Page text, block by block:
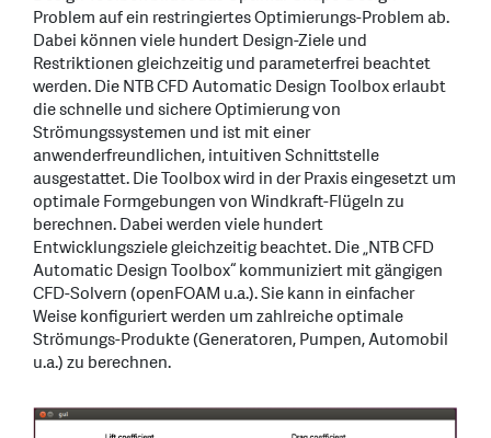
Problem auf ein restringiertes Optimierungs-Problem ab.
Dabei können viele hundert Design-Ziele und
Restriktionen gleichzeitig und parameterfrei beachtet
werden. Die NTB CFD Automatic Design Toolbox erlaubt
die schnelle und sichere Optimierung von
Strömungssystemen und ist mit einer
anwenderfreundlichen, intuitiven Schnittstelle
ausgestattet. Die Toolbox wird in der Praxis eingesetzt um
optimale Formgebungen von Windkraft-Flügeln zu
berechnen. Dabei werden viele hundert
Entwicklungsziele gleichzeitig beachtet. Die „NTB CFD
Automatic Design Toolbox“ kommuniziert mit gängigen
CFD-Solvern (openFOAM u.a.). Sie kann in einfacher
Weise konfiguriert werden um zahlreiche optimale
Strömungs-Produkte (Generatoren, Pumpen, Automobil
u.a.) zu berechnen.